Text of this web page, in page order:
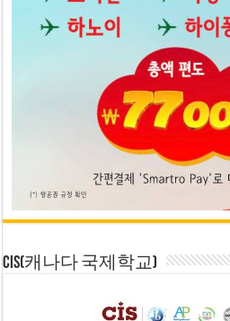
CIS(캐나다 국제학교)